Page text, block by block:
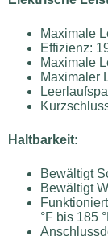
Maximale
Effizienz:
Maximale
Maximaler
Haltbarkeit:
Bewältigt
Bewältigt
°F bis 185